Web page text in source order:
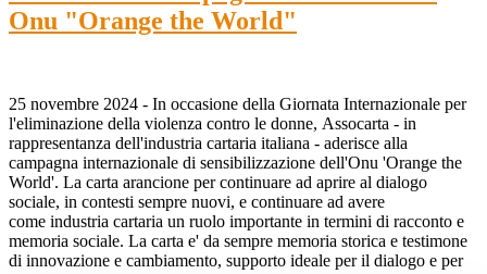
Onu "Orange the World"
25 novembre 2024 - In occasione della Giornata Internazionale per
l'eliminazione della violenza contro le donne, Assocarta - in
rappresentanza dell'industria cartaria italiana - aderisce alla
campagna internazionale di sensibilizzazione dell'Onu 'Orange the
World'. La carta arancione per continuare ad aprire al dialogo
sociale, in contesti sempre nuovi, e continuare ad avere
come industria cartaria un ruolo importante in termini di racconto e
memoria sociale. La carta e' da sempre memoria storica e testimone
di innovazione e cambiamento, supporto ideale per il dialogo e per